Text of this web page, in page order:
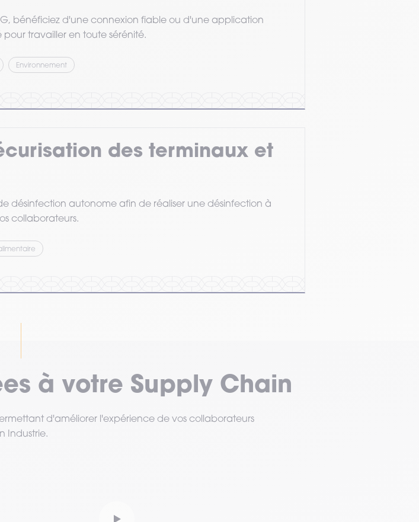
bénéficiez d'une connexion fiable ou d'une application
travailler en toute sérénité.
Environnement
des terminaux et
désinfection autonome afin de réaliser une désinfection à
collaborateurs.
à votre Supply Chain
d'améliorer l'expérience de vos collaborateurs
Industrie.